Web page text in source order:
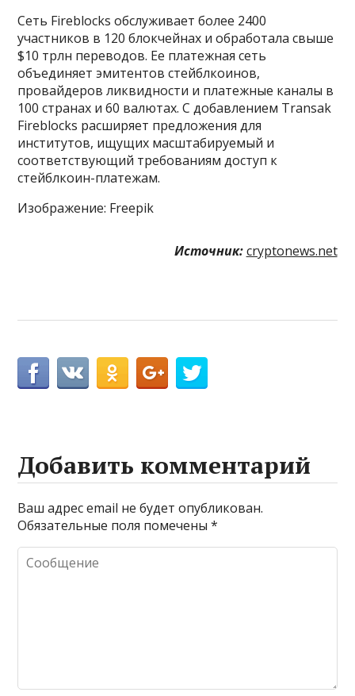
Сеть Fireblocks обслуживает более 2400
участников в 120 блокчейнах и обработала свыше
$10 трлн переводов. Ее платежная сеть
объединяет эмитентов стейблкоинов,
провайдеров ликвидности и платежные каналы в
100 странах и 60 валютах. С добавлением Transak
Fireblocks расширяет предложения для
институтов, ищущих масштабируемый и
соответствующий требованиям доступ к
стейблкоин-платежам.
Изображение: Freepik
Источник: cryptonews.net
Добавить комментарий
Ваш адрес email не будет опубликован.
Обязательные поля помечены*